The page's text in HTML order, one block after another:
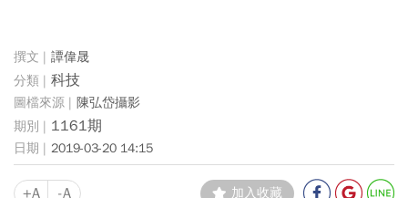
譚偉晟
科技
陳弘岱攝影
1161期
2019-03-20 14:15
+A -A 加入收藏